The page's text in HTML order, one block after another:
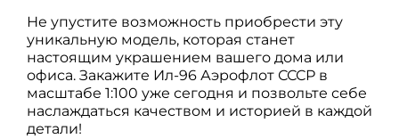
Не упустите возможность приобрести эту
уникальную модель, которая станет
настоящим украшением вашего дома или
офиса. Закажите Ил-96 Аэрофлот СССР в
масштабе 1:100 уже сегодня и позвольте себе
наслаждаться качеством и историей в каждой
детали!